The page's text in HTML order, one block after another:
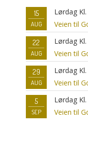
15
AUG
Lørdag
Veien til
22
AUG
Lørdag
Veien til
29
AUG
Lørdag
Veien til
5
SEP
Lørdag
Veien til